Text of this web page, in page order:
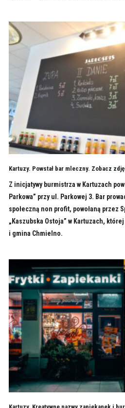
Kartuzy. Powstał bar mleczny. Zobacz
Z inicjatywy burmistrza w Kartuzach
Parkowa” przy ul. Parkowej 3. Bar
społeczną non profit, powołaną przez
„Kaszubska Ostoja” w Kartuzach,
i gmina Chmielno.
Kartuzy. Kreatywne nazwy zapiekanek i